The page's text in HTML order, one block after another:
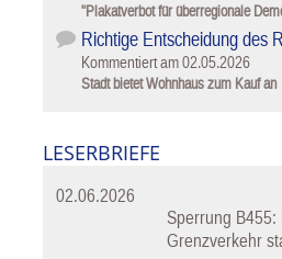
"Plakatverbot für überregionale
Richtige Entscheidung des
Kommentiert am02.05.2026
Stadt bietet Wohnhaus zum Kauf an
LESERBRIEFE
02.06.2026
Sperrung B455:
Grenzverkehr